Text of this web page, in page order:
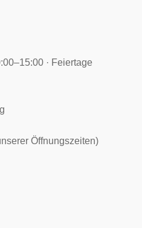
· Feiertage
Öffnungszeiten)